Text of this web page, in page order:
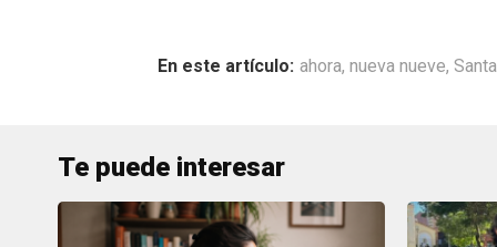
ahora, nueva nueve,
Te puede interesar